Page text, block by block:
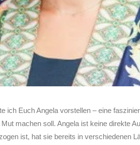
ich Euch Angela vorstellen – eine
machen soll. Angela ist keine direkte
ist, hat sie bereits in verschiedenen